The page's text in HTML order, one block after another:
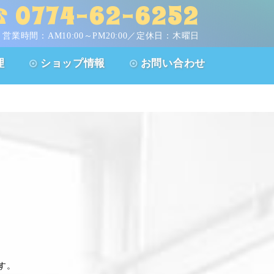
0774-62-6252
営業時間： AM10:00～PM20:00／定休日：木曜日
ショップ情報 お問い合わせ
。